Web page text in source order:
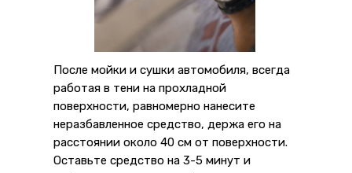
После мойки и сушки автомобиля, всегда
работая в тени на прохладной
поверхности, равномерно нанесите
неразбавленное средство, держа его на
расстоянии около 40 см от поверхности.
Оставьте средство на 3-5 минут и